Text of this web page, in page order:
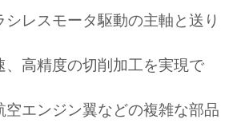
レスモータ駆動の主軸と送り
、高精度の切削加工を実現で
空エンジン翼などの複雑な部品